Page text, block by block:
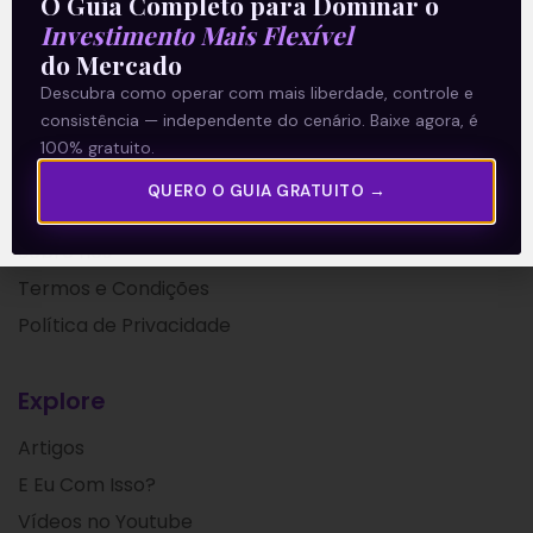
Sobre nós
Termos e Condições
Política de Privacidade
Explore
Artigos
E Eu Com Isso?
Vídeos no Youtube
Investimento Mais Flexível
do Mercado
Descubra como operar com mais liberdade, controle e
consistência — independente do cenário. Baixe agora, é
100% gratuito.
QUERO O GUIA GRATUITO →